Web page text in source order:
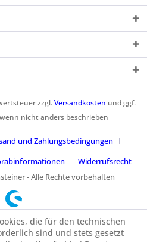
zzgl.Versandkosten und ggf.
nicht anders beschrieben
und Zahlungsbedingungen
Widerrufsrecht
- Alle Rechte vorbehalten
die für den technischen
sind und stets gesetzt